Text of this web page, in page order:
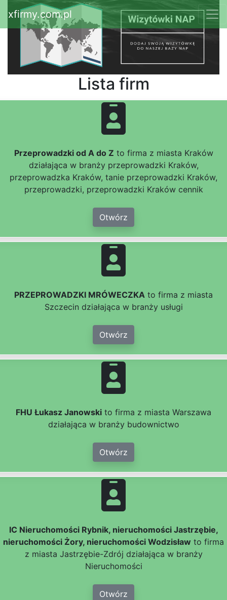
xfirmy.com.pl
Lista firm
Przeprowadzki od A do Z to firma z miasta Kraków
działająca w branży przeprowadzki Kraków,
przeprowadzka Kraków, tanie przeprowadzki Kraków,
przeprowadzki, przeprowadzki Kraków cennik
Otwórz
PRZEPROWADZKI MRÓWECZKA to firma z miasta
Szczecin działająca w branży usługi
Otwórz
FHU Łukasz Janowski to firma z miasta Warszawa
działająca w branży budownictwo
Otwórz
IC Nieruchomości Rybnik, nieruchomości Jastrzębie,
nieruchomości Żory, nieruchomości Wodzisław to firma
z miasta Jastrzębie-Zdrój działająca w branży
Nieruchomości
Otwórz